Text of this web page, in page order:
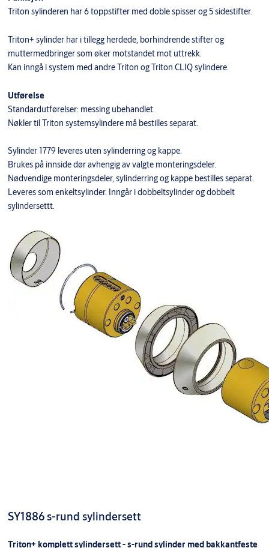
Triton sylinderen har 6 toppstifter med doble spisser og 5 sidestifter.
Triton+ sylinder har i tillegg herdede, borhindrende stifter og
muttermedbringer som øker motstandet mot uttrekk.
Kan inngå i system med andre Triton og Triton CLIQ sylindere.
Utførelse
Standardutførelser: messing ubehandlet.
Nøkler til Triton systemsylindere må bestilles separat.
Sylinder 1779 leveres uten sylinderring og kappe.
Brukes på innside dør avhengig av valgte monteringsdeler.
Nødvendige monteringsdeler, sylinderring og kappe bestilles separat.
Leveres som enkeltsylinder. Inngår i dobbeltsylinder og dobbelt
sylindersettt.
SY1886 s-rund sylindersett
Triton+ komplett sylindersett - s-rund sylinder med bakkantfeste